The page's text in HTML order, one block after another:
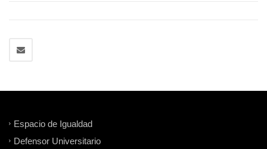
Espacio de Igualdad
Defensor Universitario